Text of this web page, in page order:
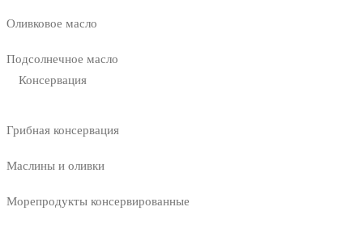
Оливковое масло
Подсолнечное масло
Консервация
Грибная консервация
Маслины и оливки
Морепродукты консервированные